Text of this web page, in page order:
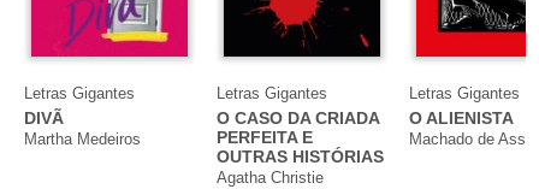
Letras Gigantes
DIVÃ
Martha Medeiros
Letras Gigantes
O CASO DA CRIADA
PERFEITA E
OUTRAS HISTÓRIAS
Agatha Christie
Letras Gigantes
O ALIENISTA
Machado de Assis